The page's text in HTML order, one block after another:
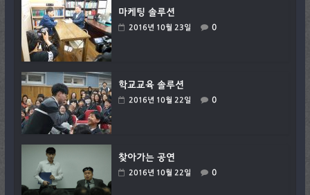
마케팅 솔루션
2016년 10월 23일 0
학교교육 솔루션
2016년 10월 22일 0
찾아가는 공연
2016년 10월 22일 0